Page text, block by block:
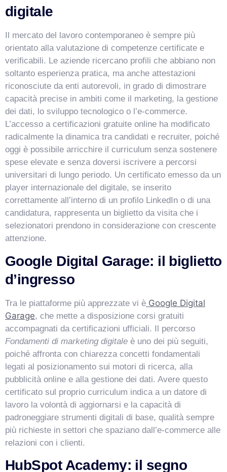
digitale
Il mercato del lavoro contemporaneo è sempre più
orientato alla valutazione di competenze certificate e
verificabili. Le aziende ricercano profili che abbiano non
soltanto esperienza pratica, ma anche attestazioni
riconosciute da enti autorevoli, in grado di dimostrare
capacità precise in ambiti come il marketing, la gestione
dei dati, lo sviluppo tecnologico o l’e-commerce.
L’accesso a certificazioni gratuite online ha modificato
radicalmente la dinamica tra candidati e recruiter, poiché
oggi è possibile arricchire il curriculum senza sostenere
spese elevate e senza doversi iscrivere a percorsi
universitari di lungo periodo. Un certificato emesso da un
player internazionale del digitale, se inserito
correttamente all’interno di un profilo LinkedIn o di una
candidatura, rappresenta un biglietto da visita che i
selezionatori prendono in considerazione con crescente
attenzione.
Google Digital Garage: il biglietto
d’ingresso
Tra le piattaforme più apprezzate vi è Google Digital
Garage, che mette a disposizione corsi gratuiti
accompagnati da certificazioni ufficiali. Il percorso
Fondamenti di marketing digitale è uno dei più seguiti,
poiché affronta con chiarezza concetti fondamentali
legati al posizionamento sui motori di ricerca, alla
pubblicità online e alla gestione dei dati. Avere questo
certificato sul proprio curriculum indica a un datore di
lavoro la volontà di aggiornarsi e la capacità di
padroneggiare strumenti digitali di base, qualità sempre
più richieste in settori che spaziano dall’e-commerce alle
relazioni con i clienti.
HubSpot Academy: il segno
VismarChat AI Agent
Salve! Sono VismarChat, l'agente AI di Vismarcorp. In
cosa possiamo esserti utile?